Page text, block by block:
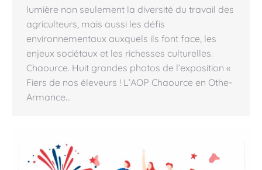
lumière non seulement la diversité du travail des
agriculteurs, mais aussi les défis
environnementaux auxquels ils font face, les
enjeux sociétaux et les richesses culturelles.
Chaource. Huit grandes photos de l’exposition «
Fiers de nos éleveurs ! L’AOP Chaource en Othe-
Armance…